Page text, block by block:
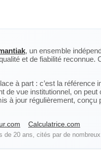
, un ensemble
et de fiabilité reconnue.
à part : c’est la
de vue institutionnel, on peut
à jour régulièrement,
Calculatrice.com
20 ans, cités par de